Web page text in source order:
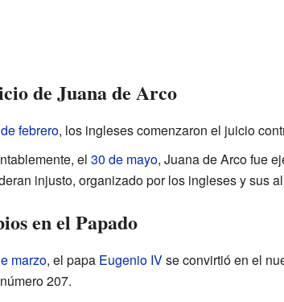
de Juana de Arco
febrero, los ingleses comenzaron el juicio
el 30 de mayo, Juana de Arco fue
injusto, organizado por los ingleses y sus
en el Papado
marzo, el papa Eugenio IVse convirtió en el
207.